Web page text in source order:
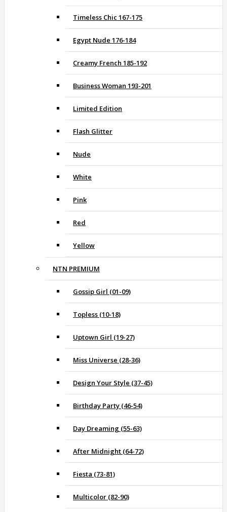
Timeless Chic 167-175
Egypt Nude 176-184
Creamy French 185-192
Business Woman 193-201
Limited Edition
Flash Glitter
Nude
White
Pink
Red
Yellow
NTN PREMIUM
Gossip Girl (01-09)
Topless (10-18)
Uptown Girl (19-27)
Miss Universe (28-36)
Design Your Style (37-45)
Birthday Party (46-54)
Day Dreaming (55-63)
After Midnight (64-72)
Fiesta (73-81)
Multicolor (82-90)